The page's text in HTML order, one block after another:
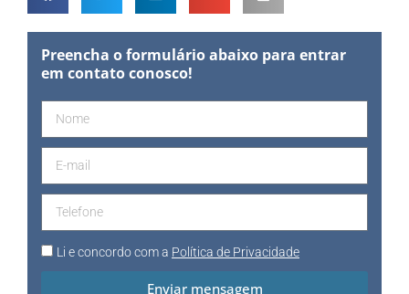
Preencha o formulário abaixo para entrar
em contato conosco!
Li e concordo com a Política de Privacidade
Enviar mensagem